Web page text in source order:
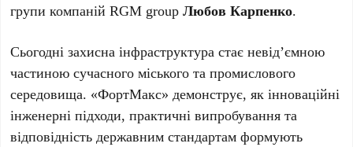
групи компаній RGM groupЛюбов Карпенко.
Сьогодні захисна інфраструктура стає невід’ємною
частиною сучасного міського та промислового
середовища. «ФортМакс» демонструє, як інноваційні
інженерні підходи, практичні випробування та
відповідність державним стандартам формують